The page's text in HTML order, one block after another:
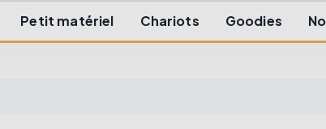
Petit matériel Chariots Goodies